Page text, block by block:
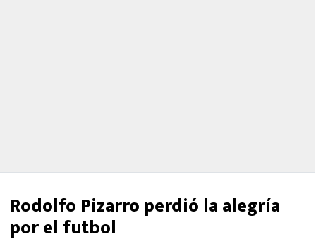
Rodolfo Pizarro perdió la alegría
por el futbol